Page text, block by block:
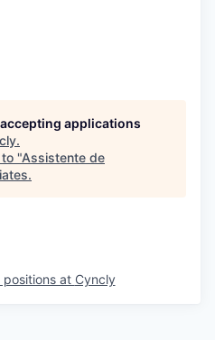
applications
.
"Assistente de
.
positions at Cyncly